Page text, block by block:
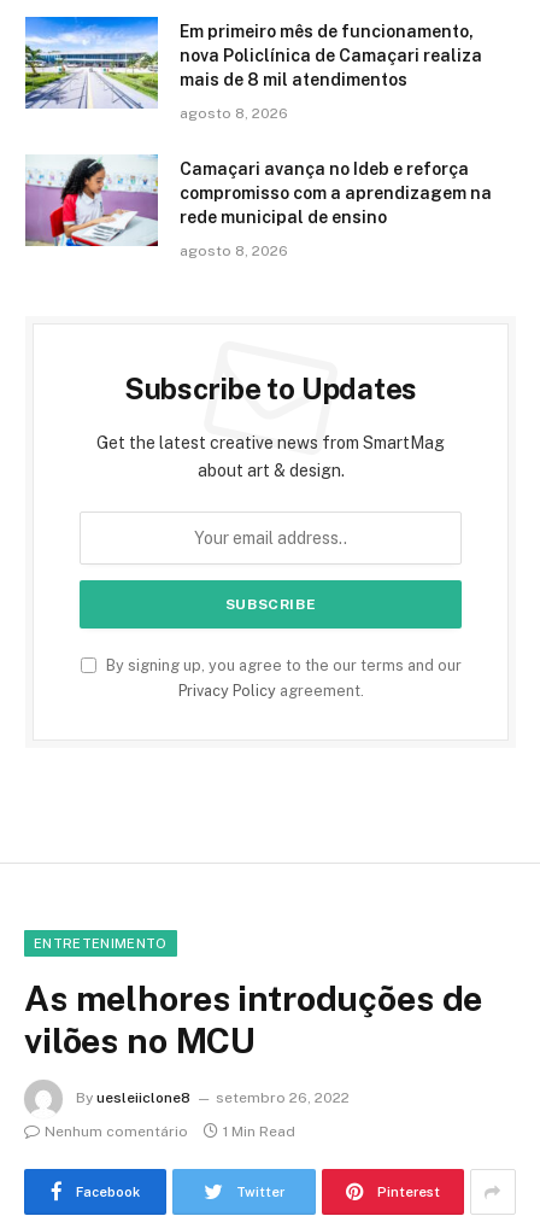
Em primeiro mês de funcionamento,
nova Policlínica de Camaçari realiza
mais de 8 mil atendimentos
agosto 8, 2026
Camaçari avança no Ideb e reforça
compromisso com a aprendizagem na
rede municipal de ensino
agosto 8, 2026
Subscribe to Updates
Get the latest creative news from SmartMag
about art & design.
By signing up, you agree to the our terms and our
Privacy Policyagreement.
ENTRETENIMENTO
As melhores introduções de
vilões no MCU
By uesleiiclone8
setembro 26, 2022
Nenhum comentário
1 Min Read
Facebook Twitter Pinterest